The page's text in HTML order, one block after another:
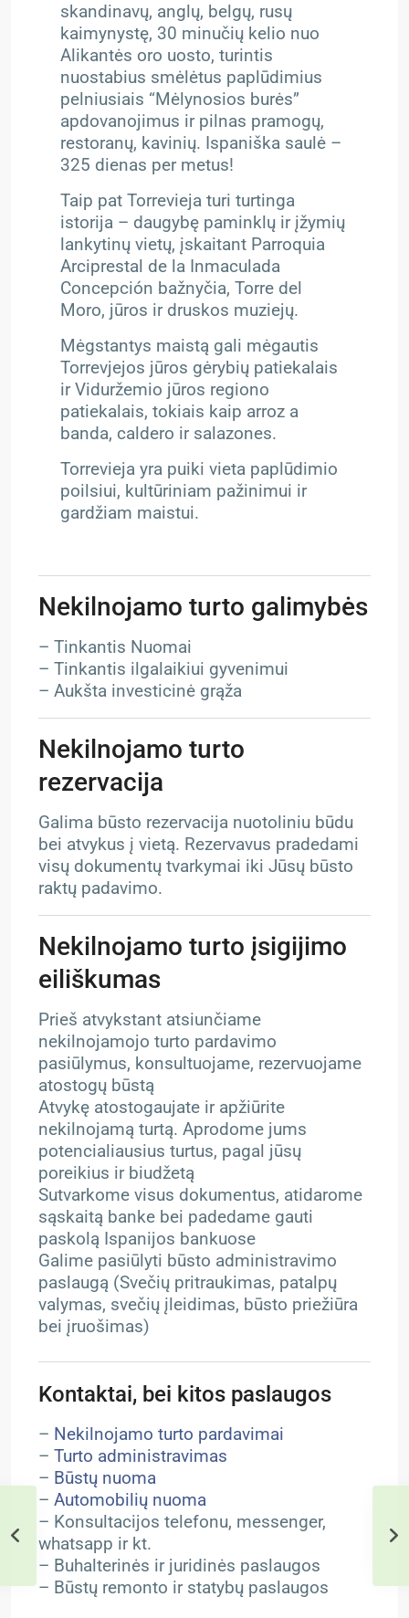
skandinavų, anglų, belgų, rusų
kaimynystę, 30 minučių kelio nuo
Alikantės oro uosto, turintis
nuostabius smėlėtus paplūdimius
pelniusiais “Mėlynosios burės”
apdovanojimus ir pilnas pramogų,
restoranų, kavinių. Ispaniška saulė –
325 dienas per metus!
Taip pat Torrevieja turi turtinga
istorija – daugybę paminklų ir įžymių
lankytinų vietų, įskaitant Parroquia
Arciprestal de la Inmaculada
Concepción bažnyčia, Torre del
Moro, jūros ir druskos muziejų.
Mėgstantys maistą gali mėgautis
Torrevjejos jūros gėrybių patiekalais
ir Viduržemio jūros regiono
patiekalais, tokiais kaip arroz a
banda, caldero ir salazones.
Torrevieja yra puiki vieta paplūdimio
poilsiui, kultūriniam pažinimui ir
gardžiam maistui.
Nekilnojamo turto galimybės
– Tinkantis Nuomai
– Tinkantis ilgalaikiui gyvenimui
– Aukšta investicinė grąža
Nekilnojamo turto
rezervacija
Galima būsto rezervacija nuotoliniu būdu
bei atvykus į vietą. Rezervavus pradedami
visų dokumentų tvarkymai iki Jūsų būsto
raktų padavimo.
Nekilnojamo turto įsigijimo
eiliškumas
Prieš atvykstant atsiunčiame
nekilnojamojo turto pardavimo
pasiūlymus, konsultuojame, rezervuojame
atostogų būstą
Atvykę atostogaujate ir apžiūrite
nekilnojamą turtą. Aprodome jums
potencialiausius turtus, pagal jūsų
poreikius ir biudžetą
Sutvarkome visus dokumentus, atidarome
sąskaitą banke bei padedame gauti
paskolą Ispanijos bankuose
Galime pasiūlyti būsto administravimo
paslaugą (Svečių pritraukimas, patalpų
valymas, svečių įleidimas, būsto priežiūra
bei įruošimas)
Kontaktai, bei kitos paslaugos
– Nekilnojamo turto pardavimai
– Turto administravimas
– Būstų nuoma
– Automobilių nuoma
– Konsultacijos telefonu, messenger,
whatsapp ir kt.
– Buhalterinės ir juridinės paslaugos
– Būstų remonto ir statybų paslaugos